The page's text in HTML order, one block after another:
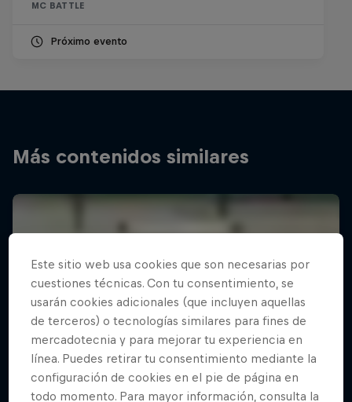
MC BATTLE
Próximo evento
Más contenidos similares
Este sitio web usa cookies que son necesarias por
cuestiones técnicas. Con tu consentimiento, se
usarán cookies adicionales (que incluyen aquellas
de terceros) o tecnologías similares para fines de
mercadotecnia y para mejorar tu experiencia en
línea. Puedes retirar tu consentimiento mediante la
configuración de cookies en el pie de página en
todo momento. Para mayor información, consulta la